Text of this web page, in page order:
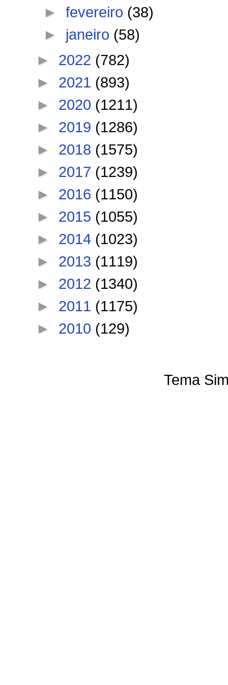
►fevereiro (38)
► janeiro (58)
► 2022 (782)
► 2021 (893)
► 2020 (1211)
► 2019 (1286)
► 2018 (1575)
► 2017 (1239)
► 2016 (1150)
► 2015 (1055)
► 2014 (1023)
► 2013 (1119)
► 2012 (1340)
► 2011 (1175)
► 2010 (129)
Tema